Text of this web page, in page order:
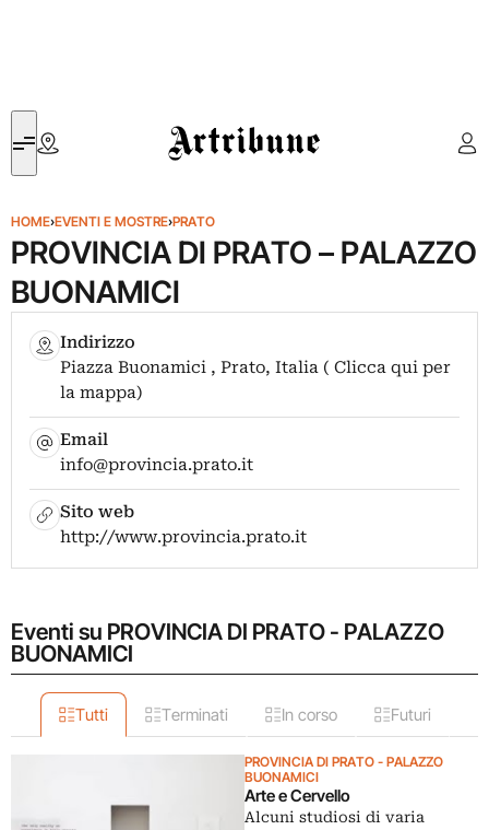
Artribune
HOME›EVENTI E MOSTRE›PRATO
PROVINCIA DI PRATO – PALAZZO
BUONAMICI
Indirizzo
Piazza Buonamici , Prato, Italia ( Clicca qui per
la mappa)
Email
info@provincia.prato.it
Sito web
http://www.provincia.prato.it
Eventi su PROVINCIA DI PRATO - PALAZZO
BUONAMICI
Tutti Terminati In corso Futuri
PROVINCIA DI PRATO - PALAZZO
BUONAMICI
Arte e Cervello
Alcuni studiosi di varia